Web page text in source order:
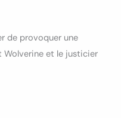
de provoquer une
et le justicier